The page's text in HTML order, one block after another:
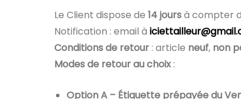
Le Client dispose de 14 joursà compter
Notification : email à
Conditions de retour : article neuf, non
Modes de retour au choix :
Option A – Étiquette prépayée du